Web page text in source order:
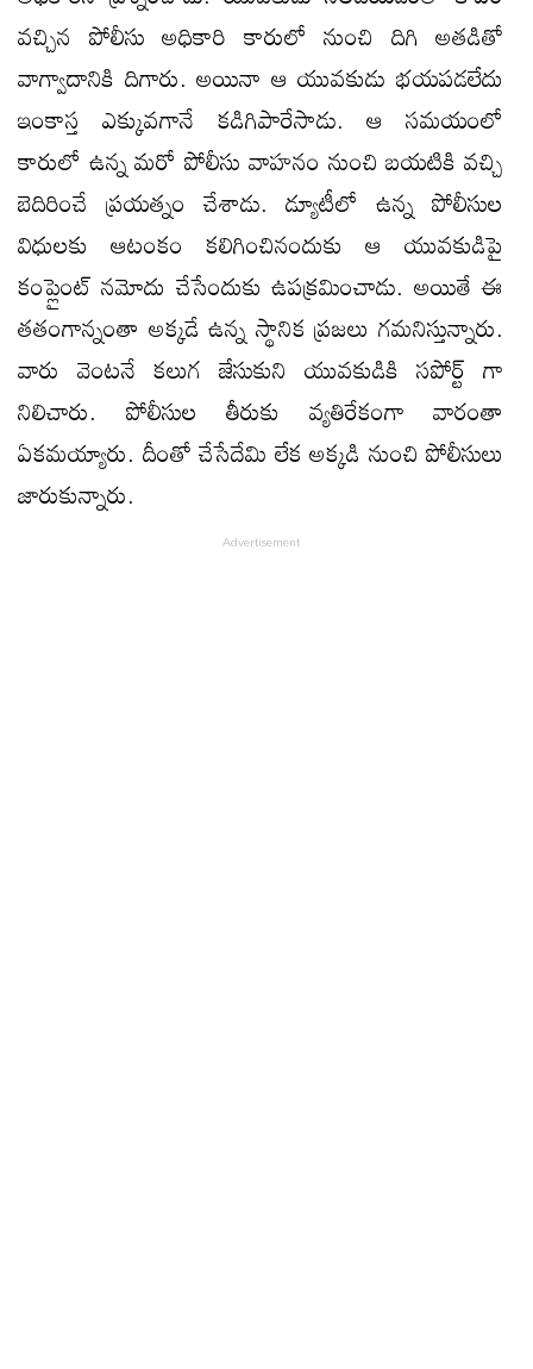
వచ్చిన పోలీసు అధికారి కారులో నుంచి దిగి అతడితో
వాగ్వాదానికి దిగారు. అయినా ఆ యువకుడు భయపడలేదు
ఇంకాస్త ఎక్కువగానే కడిగిపారేసాడు. ఆ సమయంలో
కారులో ఉన్న మరో పోలీసు వాహనం నుంచి బయటికి వచ్చి
బెదిరించే ప్రయత్నం చేశాడు. డ్యూటీలో ఉన్న పోలీసుల
విధులకు ఆటంకం కలిగించినందుకు ఆ యువకుడిపై
కంప్లైంట్ నమోదు చేసేందుకు ఉపక్రమించాడు. అయితే ఈ
తతంగాన్నంతా అక్కడే ఉన్న స్థానిక ప్రజలు గమనిస్తున్నారు.
వారు వెంటనే కలుగ జేసుకుని యువకుడికి సపోర్ట్ గా
నిలిచారు. పోలీసుల తీరుకు వ్యతిరేకంగా వారంతా
ఏకమయ్యారు. దీంతో చేసేదేమి లేక అక్కడి నుంచి పోలీసులు
జారుకున్నారు.